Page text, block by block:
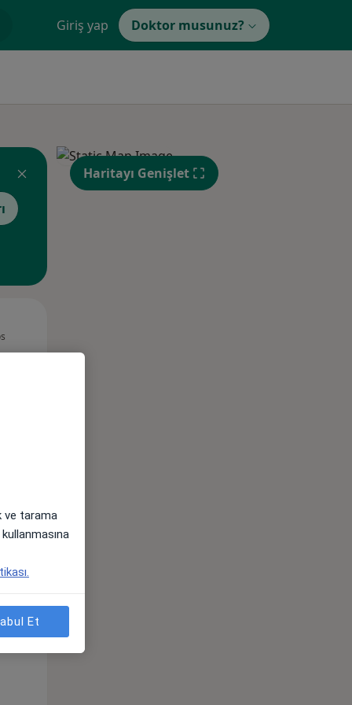
Giriş yap Doktor musunuz?
11 Ağustos
Haritayı Genişlet
ve tarama
Et